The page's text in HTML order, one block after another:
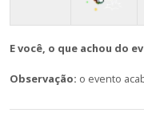
E você, o que achou do
Observação: o evento